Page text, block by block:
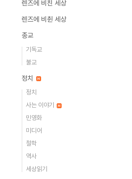
렌즈에 비친 세상
렌즈에 비췬 세상
종교
기독교
불교
정치
정치
사는 이야기
민영화
미디어
철학
역사
세상읽기